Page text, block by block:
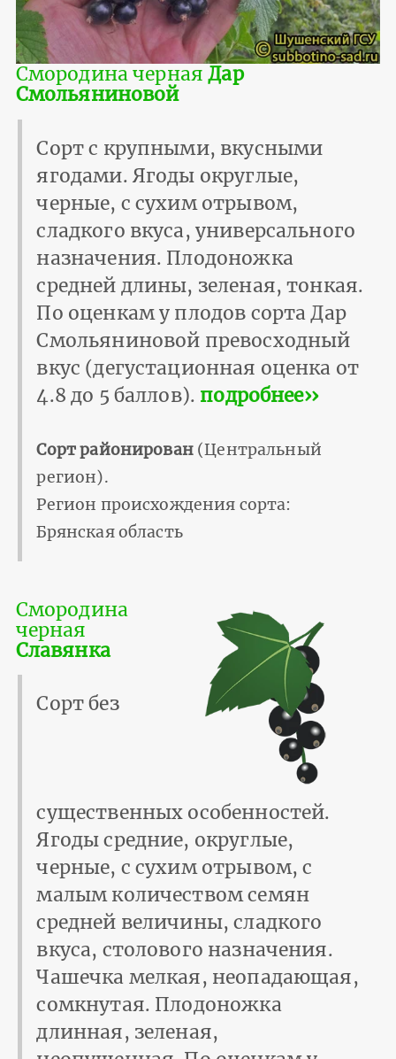
Смородина чернаяДар
Смольяниновой
Сорт с крупными, вкусными
ягодами. Ягоды округлые,
черные, с сухим отрывом,
сладкого вкуса, универсального
назначения. Плодоножка
средней длины, зеленая, тонкая.
По оценкам у плодов сорта Дар
Смольяниновой превосходный
вкус (дегустационная оценка от
4.8 до 5 баллов). подробнее››
Сорт районирован(Центральный
регион).
Регион происхождения сорта:
Брянская область
Смородина
черная
Славянка
Сорт без
существенных особенностей.
Ягоды средние, округлые,
черные, с сухим отрывом, с
малым количеством семян
средней величины, сладкого
вкуса, столового назначения.
Чашечка мелкая, неопадающая,
сомкнутая. Плодоножка
длинная, зеленая,